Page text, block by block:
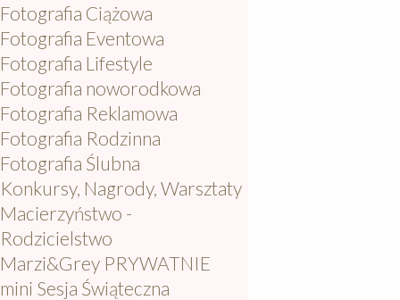
Fotografia Ciążowa
Fotografia Eventowa
Fotografia Lifestyle
Fotografia noworodkowa
Fotografia Reklamowa
Fotografia Rodzinna
Fotografia Ślubna
Konkursy, Nagrody, Warsztaty
Macierzyństwo -
Rodzicielstwo
Marzi&Grey PRYWATNIE
mini Sesja Świąteczna